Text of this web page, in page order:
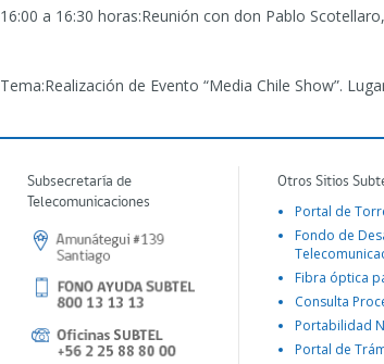
16:00 a 16:30 horas:Reunión con don Pablo
Tema:Realización de Evento “Media Chile Show”.
Subsecretaría de
Telecomunicaciones
Otros Sitios
Portal de
Fondo de
Fibra óptica
Consulta
Portabilidad
Portal de